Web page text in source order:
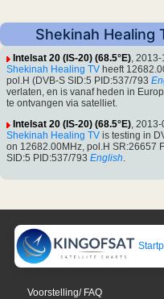
Shekinah Healing
Intelsat 20 (IS-20) (68.5°E),
Shekinah Healing TV heeft
pol.H (DVB-S SID:5 PID:537/793
verlaten, en is vanaf heden in
te ontvangen via satelliet.
Intelsat 20 (IS-20) (68.5°E),
Shekinah Healing TV is testing in
on 12682.00MHz, pol.H SR:26657
SID:5 PID:537/793 English.
Voorstelling/ FAQ